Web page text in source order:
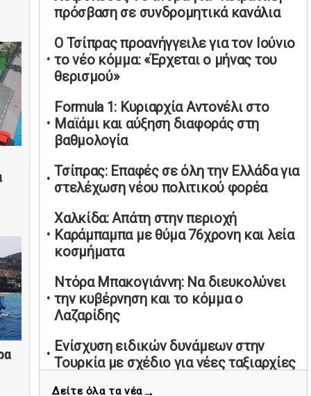
Αταμάν: Κανείς δεν έχει δικαίωμα να
μιλά για τον πρόεδρο και την
οικογένειά του
02/05/2026 | 15:59
Μαρινάκης: Ο Ανδρουλάκης
υπαναχώρησε στις συμφωνίες για τις
Ανεξάρτητες Αρχές
02/05/2026 | 09:36
code για πωλήσεις καπνικών και
αλκοόλ σε 88.000 σημεία
Καύσιμα αεροσκαφών: Διαβεβαιώσεις
ΕΕ για επάρκεια παρά τη γεωπολιτική
ένταση
01/05/2026 | 19:54
Βελόπουλος: Κριτική σε πολιτικούς
αρχηγούς για δηλώσεις την
Πρωτομαγιά
01/05/2026 | 19:33
πρόσβαση σε συνδρομητικά κανάλια
Ο Τσίπρας προανήγγειλε για τον Ιούνιο
το νέο κόμμα: «Έρχεται ο μήνας του
θερισμού»
Formula 1: Κυριαρχία Αντονέλι στο
Μαϊάμι και αύξηση διαφοράς στη
βαθμολογία
Τσίπρας: Επαφές σε όλη την Ελλάδα για
στελέχωση νέου πολιτικού φορέα
Χαλκίδα: Απάτη στην περιοχή
Καράμπαμπα με θύμα 76χρονη και λεία
κοσμήματα
Ντόρα Μπακογιάννη: Να διευκολύνει
την κυβέρνηση και το κόμμα ο
Λαζαρίδης
Ενίσχυση ειδικών δυνάμεων στην
Τουρκία με σχέδιο για νέες ταξιαρχίες
Δείτε όλα τα νέα→